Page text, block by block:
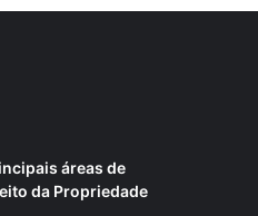
áreas de
da Propriedade